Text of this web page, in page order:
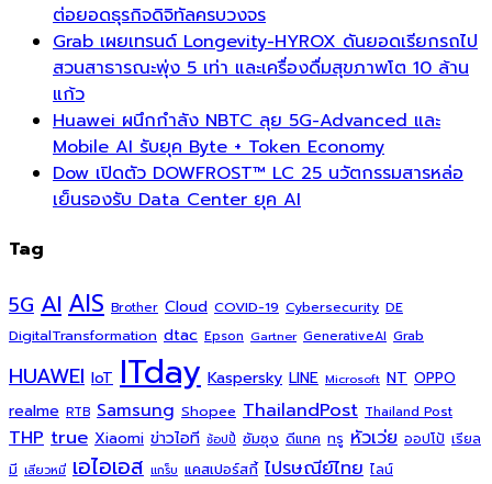
ต่อยอดธุรกิจดิจิทัลครบวงจร
Grab เผยเทรนด์ Longevity-HYROX ดันยอดเรียกรถไป
สวนสาธารณะพุ่ง 5 เท่า และเครื่องดื่มสุขภาพโต 10 ล้าน
แก้ว
Huawei ผนึกกำลัง NBTC ลุย 5G-Advanced และ
Mobile AI รับยุค Byte + Token Economy
Dow เปิดตัว DOWFROST™ LC 25 นวัตกรรมสารหล่อ
เย็นรองรับ Data Center ยุค AI
Tag
5G AI AIS Brother Cloud COVID-19 Cybersecurity DE
DigitalTransformation dtac Epson Gartner GenerativeAI Grab
HUAWEI IoT ITday Kaspersky LINE Microsoft NT OPPO
realme RTB Samsung Shopee ThailandPost Thailand Post
THP true Xiaomi ข่าวไอที ช้อปปี้ ซัมซุง ดีแทค ทรู หัวเว่ย ออปโป้ เรียล
มี เสียวหมี่ เอไอเอส แกร็บ แคสเปอร์สกี้ ไปรษณีย์ไทย ไลน์